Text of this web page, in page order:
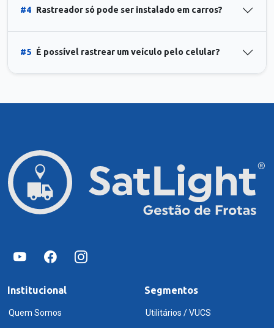
#4 Rastreador só pode ser instalado em carros?
#5 É possível rastrear um veículo pelo celular?
Institucional
Quem Somos
Segmentos
Utilitários / VUCS